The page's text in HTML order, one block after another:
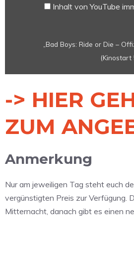
Inhalt von YouTube
„Bad Boys: Ride or Die –
(Kinostart
-> HIER
ZUM
Anmerkung
Nur am jeweiligen Tag steht euch
vergünstigten Preis zur Verfügung.
Mitternacht, danach gibt es einen